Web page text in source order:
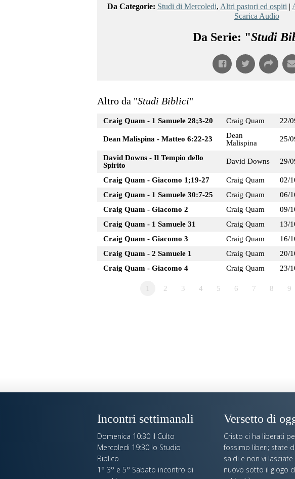
Da Categorie: Studi di Mercoledi, Altri pastori ed ospiti |
Scarica Audio
Da Serie: "Studi
Altro da "Studi Biblici"
Craig Quam - 1 Samuele 28;3-20 Craig Quam 22/
Dean Malispina - Matteo 6:22-23
Dean
Malispina
25/
David Downs - Il Tempio dello
Spirito
David Downs 29/
Craig Quam - Giacomo 1;19-27 Craig Quam 02/
Craig Quam - 1 Samuele 30:7-25
Craig Quam 06/
Craig Quam - Giacomo 2
Craig Quam 09/
Craig Quam - 1 Samuele 31
Craig Quam 13/
Craig Quam - Giacomo 3
Craig Quam 16/
Craig Quam - 2 Samuele 1
Craig Quam 20/
Craig Quam - Giacomo 4
Craig Quam 23/
2 3 4 5 6 7 8 9
Incontri settimanali
Domenica 10:30 il Culto
Mercoledi 19:30 lo Studio
Biblico
1° 3° e 5° Sabato incontro di
Versetto di
Cristo ci ha liberati
fossimo liberi; state
saldi e non vi
nuovo sotto il giogo